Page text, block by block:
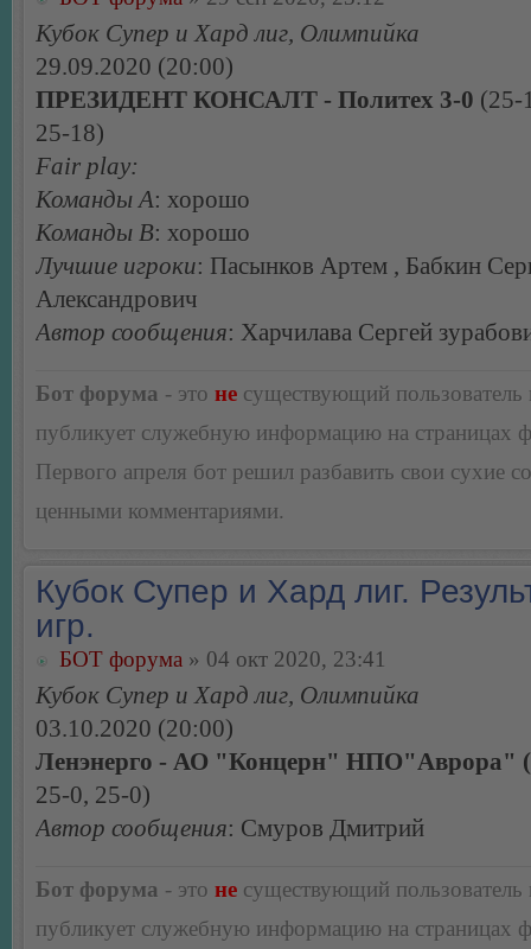
Кубок Супер и Хард лиг, Олимпийка
29.09.2020 (20:00)
ПРЕЗИДЕНТ КОНСАЛТ - Политех 3-0 (25-
25-18)
Fair play:
Команды А: хорошо
Команды В: хорошо
Лучшие игроки: Пасынков Артем , Бабкин
Александрович
Автор сообщения: Харчилава Сергей
Бот форума - это не существующий пользователь
публикует служебную информацию на страницах
Первого апреля бот решил разбавить свои сухие
ценными комментариями.
Кубок Супер и Хард лиг.
игр.
БОТ форума » 04 окт 2020, 23:41
Кубок Супер и Хард лиг, Олимпийка
03.10.2020 (20:00)
Ленэнерго - АО "Концерн" НПО"Аврора"
25-0, 25-0)
Автор сообщения: Смуров Дмитрий
Бот форума - это не существующий пользователь
публикует служебную информацию на страницах